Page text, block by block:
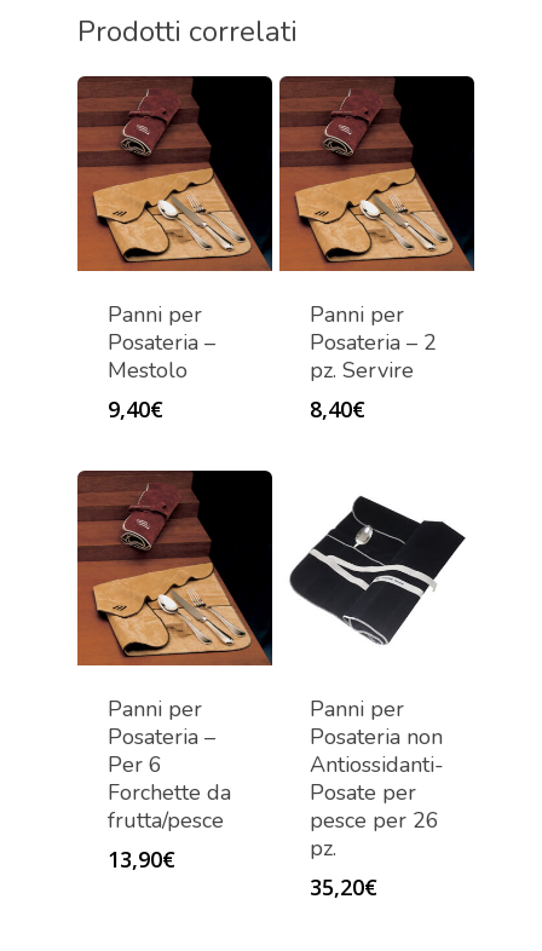
Prodotti correlati
Panni per
Posateria –
Mestolo
9,40€
Panni per
Posateria – 2
pz. Servire
8,40€
Panni per
Posateria –
Per 6
Forchette da
frutta/pesce
13,90€
Panni per
Posateria non
Antiossidanti-
Posate per
pesce per 26
pz.
35,20€